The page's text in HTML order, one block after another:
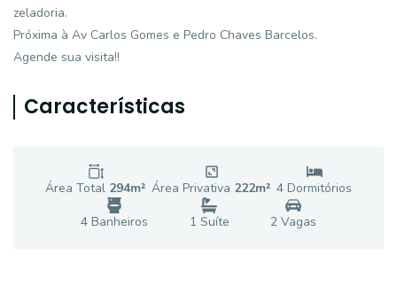
zeladoria.
Próxima à Av Carlos Gomes e Pedro Chaves Barcelos.
Agende sua visita!!
Características
Área Total 294m² Área Privativa 222m² 4 Dormitórios
4 Banheiros 1 Suíte 2Vagas